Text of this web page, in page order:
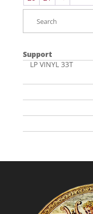
Support
LP VINYL 33T